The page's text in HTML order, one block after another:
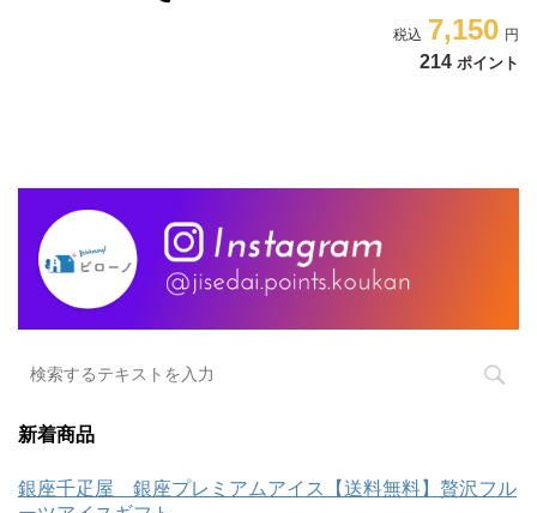
7,150
214 ポイント
新着商品
銀座千疋屋 銀座プレミアムアイス【送料無料】贅沢フル